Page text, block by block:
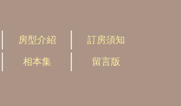
房型介紹 訂房須知
相本集 留言版